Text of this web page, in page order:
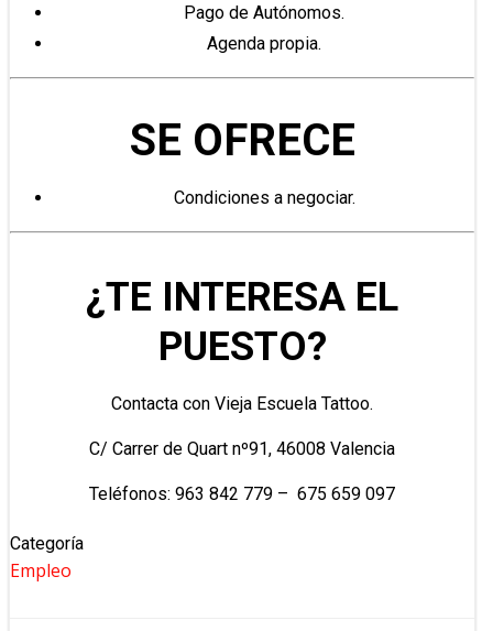
Pago de Autónomos.
Agenda propia.
SE OFRECE
Condiciones a negociar.
¿TE INTERESA EL
PUESTO?
Contacta con Vieja Escuela Tattoo.
C/ Carrer de Quart nº91, 46008 Valencia
Teléfonos: 963 842 779 – 675 659 097
Categoría
Empleo